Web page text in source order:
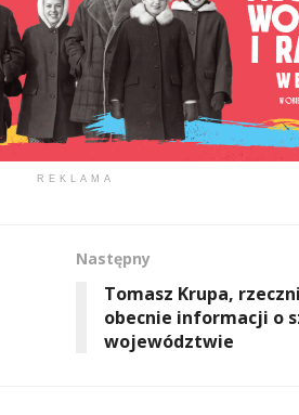
REKLAMA
Następny
Tomasz Krupa,
obecnie informacji o
województwie